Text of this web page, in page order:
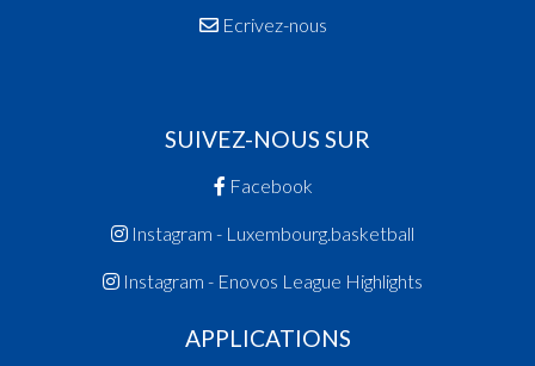
Ecrivez-nous
SUIVEZ-NOUS SUR
Facebook
Instagram - Luxembourg.basketball
Instagram - Enovos League Highlights
APPLICATIONS